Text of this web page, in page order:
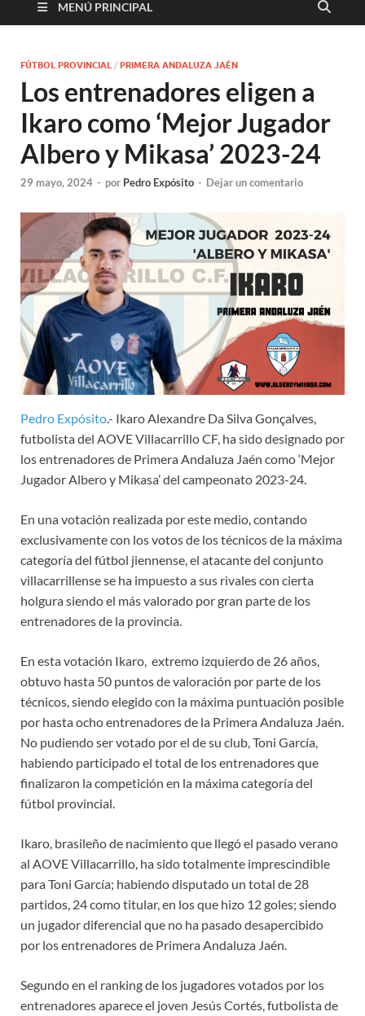
MENÚ PRINCIPAL
FÚTBOL PROVINCIAL / PRIMERA ANDALUZA JAÉN
Los entrenadores eligen a
Ikaro como ‘Mejor Jugador
Albero y Mikasa’ 2023-24
29 mayo, 2024 - por Pedro Expósito - Dejar un comentario
Pedro Expósito.- Ikaro Alexandre Da Silva Gonçalves,
futbolista del AOVE Villacarrillo CF, ha sido designado por
los entrenadores de Primera Andaluza Jaén como ‘Mejor
Jugador Albero y Mikasa’ del campeonato 2023-24.
En una votación realizada por este medio, contando
exclusivamente con los votos de los técnicos de la máxima
categoría del fútbol jiennense, el atacante del conjunto
villacarrillense se ha impuesto a sus rivales con cierta
holgura siendo el más valorado por gran parte de los
entrenadores de la provincia.
En esta votación Ikaro, extremo izquierdo de 26 años,
obtuvo hasta 50 puntos de valoración por parte de los
técnicos, siendo elegido con la máxima puntuación posible
por hasta ocho entrenadores de la Primera Andaluza Jaén.
No pudiendo ser votado por el de su club, Toni García,
habiendo participado el total de los entrenadores que
finalizaron la competición en la máxima categoría del
fútbol provincial.
Ikaro, brasileño de nacimiento que llegó el pasado verano
al AOVE Villacarrillo, ha sido totalmente imprescindible
para Toni García; habiendo disputado un total de 28
partidos, 24 como titular, en los que hizo 12 goles; siendo
un jugador diferencial que no ha pasado desapercibido
por los entrenadores de Primera Andaluza Jaén.
Segundo en el ranking de los jugadores votados por los
entrenadores aparece el joven Jesús Cortés, futbolista de